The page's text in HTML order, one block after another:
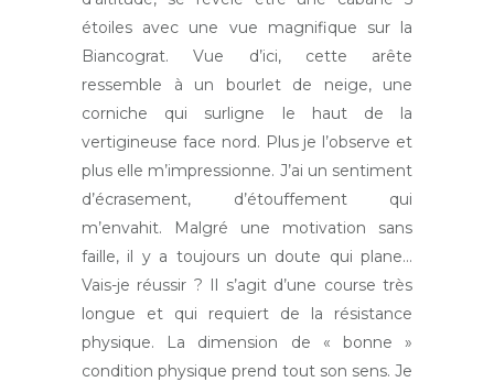
étoiles avec une vue magnifique sur la
Biancograt. Vue d’ici, cette arête
ressemble à un bourlet de neige, une
corniche qui surligne le haut de la
vertigineuse face nord. Plus je l’observe et
plus elle m’impressionne. J’ai un sentiment
d’écrasement, d’étouffement qui
m’envahit. Malgré une motivation sans
faille, il y a toujours un doute qui plane…
Vais-je réussir ? Il s’agit d’une course très
longue et qui requiert de la résistance
physique. La dimension de « bonne »
condition physique prend tout son sens. Je